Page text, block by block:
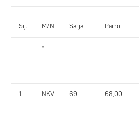
Sij. M/N Sarja Paino
*
1. NKV 69 68,00